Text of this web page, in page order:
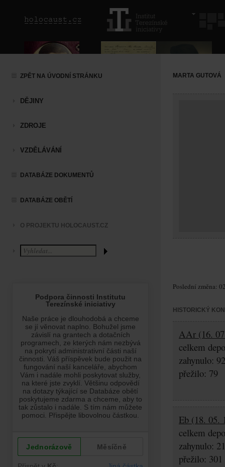
ZPĚT NA ÚVODNÍ STRÁNKU
DĚJINY
ZDROJE
VZDĚLÁVÁNÍ
DATABÁZE DOKUMENTŮ
DATABÁZE OBĚTÍ
O PROJEKTU HOLOCAUST.CZ
MARTA GUTOVÁ
Poslední změna:
HISTORICKÝ
AAr (16.
celkem
zahynulo:
přežilo: 79
Eb (18. 05.
celkem
zahynulo:
přežilo: 301